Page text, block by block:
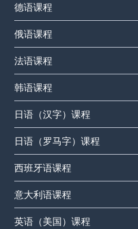
德语课程
俄语课程
法语课程
韩语课程
日语（汉字）课程
日语（罗马字）课程
西班牙语课程
意大利语课程
英语（美国）课程